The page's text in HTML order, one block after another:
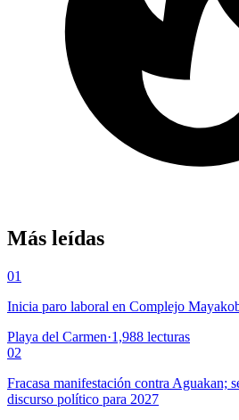
Más leídas
01
Inicia paro laboral en Complejo
Playa del Carmen·1,988 lecturas
02
Fracasa manifestación contra Aguakan;
discurso político para 2027